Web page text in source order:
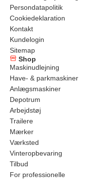
Persondatapolitik
Cookiedeklaration
Kontakt
Kundelogin
Sitemap
Shop
Maskinudlejning
Have- & parkmaskiner
Anlægsmaskiner
Depotrum
Arbejdstøj
Trailere
Mærker
Værksted
Vinteropbevaring
Tilbud
For professionelle